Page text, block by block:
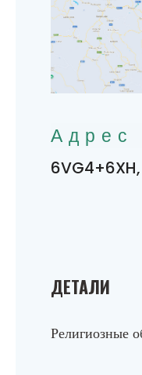
ДЕТАЛИ
Религиозные
Адрес